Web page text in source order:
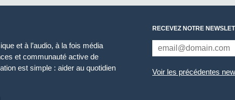
et à l’audio, à la fois média
et communauté active de
est simple : aider au quotidien
RECEVEZ NOTRE
Voir les précédentes